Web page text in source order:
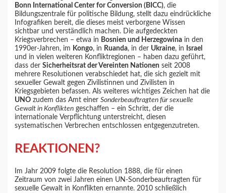
Bonn International Center for Conversion (BICC), die
Bildungszentrale für politische Bildung, stellt dazu eindrückliche
Infografiken bereit, die dieses meist verborgene Wissen
sichtbar und verständlich machen. Die aufgedeckten
Kriegsverbrechen – etwa in Bosnien und Herzegowina in den
1990er-Jahren, im Kongo, in Ruanda, in der Ukraine, in
Israel
und in vielen weiteren Konfliktregionen – haben dazu geführt,
dass derSicherheitsrat der Vereinten Nationen seit 2008
mehrere Resolutionen verabschiedet hat, die sich gezielt mit
sexueller Gewalt gegen Zivilistinnen und Zivilisten in
Kriegsgebieten befassen. Als weiteres wichtiges Zeichen hat die
UNO zudem das Amt einerSonderbeauftragten für sexuelle
Gewalt in Konflikten geschaffen – ein Schritt, der die
internationale Verpflichtung unterstreicht, diesen
systematischen Verbrechen entschlossen entgegenzutreten.
REAKTIONEN?
Im Jahr 2009 folgte die Resolution 1888, die für einen
Zeitraum von zwei Jahren einen UN-Sonderbeauftragten für
sexuelle Gewalt in Konflikten ernannte. 2010 schließlich